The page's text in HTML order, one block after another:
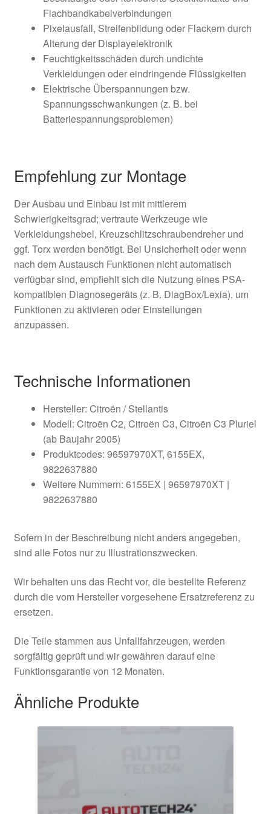
Flachbandkabelverbindungen
Pixelausfall, Streifenbildung oder Flackern durch
Alterung der Displayelektronik
Feuchtigkeitsschäden durch undichte
Verkleidungen oder eindringende Flüssigkeiten
Elektrische Überspannungen bzw.
Spannungsschwankungen (z. B. bei
Batteriespannungsproblemen)
Empfehlung zur Montage
Der Ausbau und Einbau ist mit mittlerem
Schwierigkeitsgrad; vertraute Werkzeuge wie
Verkleidungshebel, Kreuzschlitzschraubendreher und
ggf. Torx werden benötigt. Bei Unsicherheit oder wenn
nach dem Austausch Funktionen nicht automatisch
verfügbar sind, empfiehlt sich die Nutzung eines PSA-
kompatiblen Diagnosegeräts (z. B. DiagBox/Lexia), um
Funktionen zu aktivieren oder Einstellungen
anzupassen.
Technische Informationen
Hersteller: Citroën / Stellantis
Modell: Citroën C2, Citroën C3, Citroën C3 Pluriel
(ab Baujahr 2005)
Produktcodes: 96597970XT, 6155EX,
9822637880
Weitere Nummern: 6155EX | 96597970XT |
9822637880
Sofern in der Beschreibung nicht anders angegeben,
sind alle Fotos nur zu Illustrationszwecken.
Wir behalten uns das Recht vor, die bestellte Referenz
durch die vom Hersteller vorgesehene Ersatzreferenz zu
ersetzen.
Die Teile stammen aus Unfallfahrzeugen, werden
sorgfältig geprüft und wir gewähren darauf eine
Funktionsgarantie von 12 Monaten.
Ähnliche Produkte